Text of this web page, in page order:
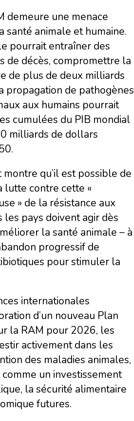
demeure une menace
santé animale et humaine.
pourrait entraîner des
de décès, compromettre la
de plus de deux milliards
propagation de pathogènes
aux humains pourrait
cumulées du PIB mondial
milliards de dollars
qu’il est possible de
lutte contre cette «
» de la résistance aux
les pays doivent agir dès
la santé animale – à
progressif de
pour stimuler la
internationales
d’un nouveau Plan
la RAM pour 2026, les
activement dans les
des maladies animales,
un investissement
la sécurité alimentaire
futures.